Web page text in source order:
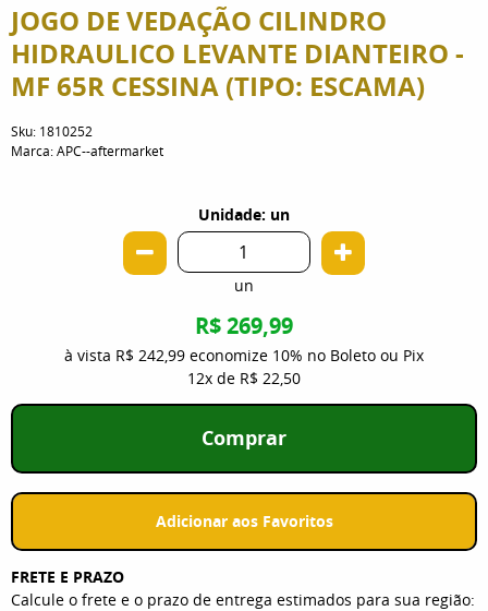
JOGO DE VEDAÇÃO CILINDRO
HIDRAULICO LEVANTE DIANTEIRO -
MF 65R CESSINA (TIPO: ESCAMA)
Sku: 1810252
Marca:APC--aftermarket
Unidade: un
un
R$ 269,99
à vista R$ 242,99 economize 10% no Boleto ou Pix
12x de R$ 22,50
Comprar
Adicionar aos Favoritos
FRETE E PRAZO
Calcule o frete e o prazo de entrega estimados para sua região: